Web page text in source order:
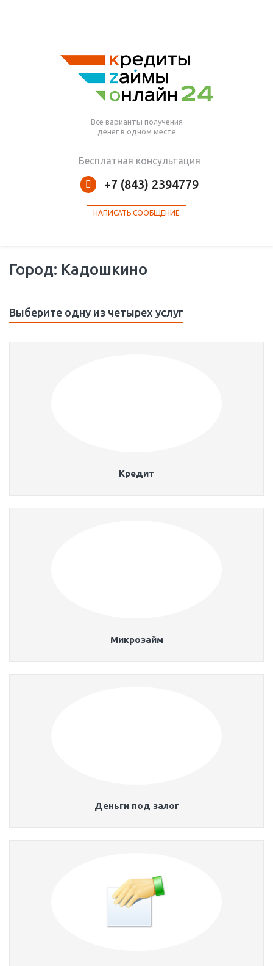
Все варианты получения
денег в одном месте
Бесплатная консультация
+7 (843) 2394779
НАПИСАТЬ СООБЩЕНИЕ
Город: Кадошкино
Выберите одну из четырех услуг
Кредит
Микрозайм
Деньги под залог